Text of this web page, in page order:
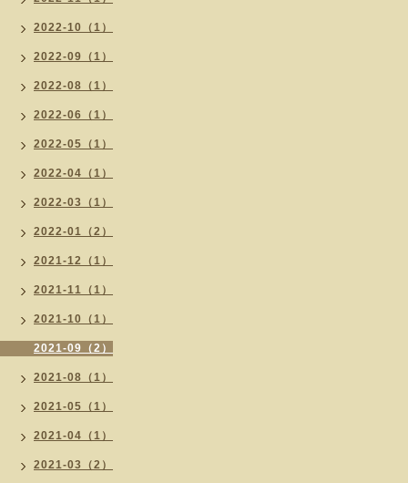
2022-10（1）
2022-09（1）
2022-08（1）
2022-06（1）
2022-05（1）
2022-04（1）
2022-03（1）
2022-01（2）
2021-12（1）
2021-11（1）
2021-10（1）
2021-09（2）
2021-08（1）
2021-05（1）
2021-04（1）
2021-03（2）